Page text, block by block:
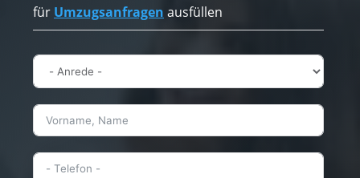
für Umzugsanfragen ausfüllen